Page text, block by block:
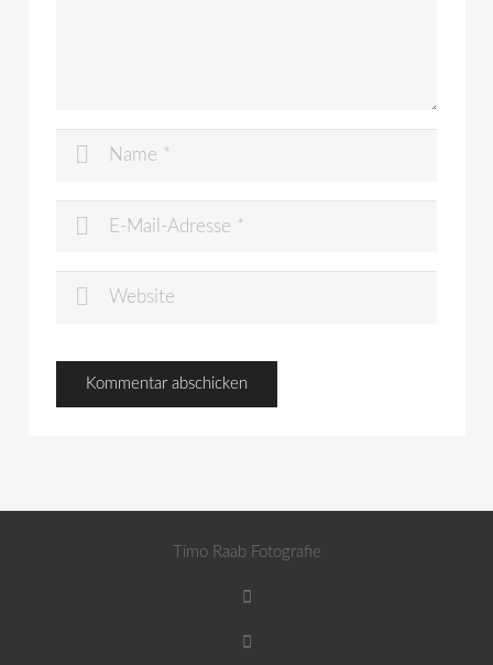
Timo Raab Fotografie